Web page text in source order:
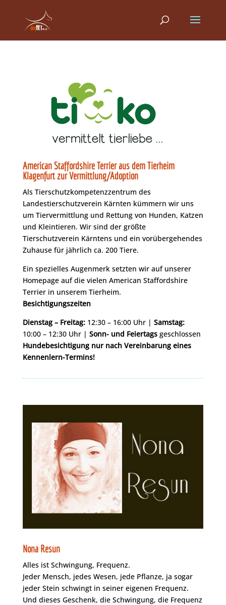
American Staffordshire Terrier aus dem Tierheim
Klagenfurt zur Vermittlung/Adoption
Als Tierschutzkompetenzzentrum des
Landestierschutzverein Kärnten kümmern wir uns
um Tiervermittlung und Rettung von Hunden, Katzen
und Kleintieren. Wir sind der größte
Tierschutzverein Kärntens und ein vorübergehendes
Zuhause für jährlich ca. 200 Tiere.
Ein spezielles Augenmerk setzten wir auf unserer
Homepage auf die vielen American Staffordshire
Terrier in unserem Tierheim.
Besichtigungszeiten
Dienstag – Freitag:12:30 – 16:00 Uhr | Samstag:
10:00 – 12:30 Uhr | Sonn- und Feiertagsgeschlossen
Hundebesichtigung nur nach Vereinbarung eines
Kennenlern-Termins!
Nona Resun
Alles ist Schwingung, Frequenz.
Jeder Mensch, jedes Wesen, jede Pflanze, ja sogar
jeder Stein schwingt in seiner eigenen Frequenz.
Und dieses Geschenk, die Schwingung, die Frequenz